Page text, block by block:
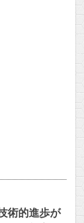
術的進歩が